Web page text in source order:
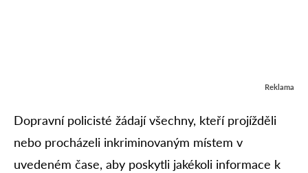
Reklama
Dopravní policisté žádají všechny, kteří projížděli
nebo procházeli inkriminovaným místem v
uvedeném čase, aby poskytli jakékoli informace k